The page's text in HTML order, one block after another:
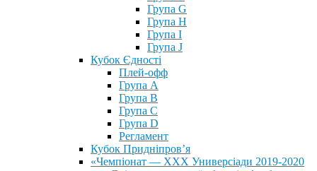
Група G
Група H
Група I
Група J
Кубок Єдності
Плей-офф
Група А
Група В
Група С
Група D
Регламент
Кубок Придніпров’я
«Чемпіонат — ХХХ Универсіади 2019-2020